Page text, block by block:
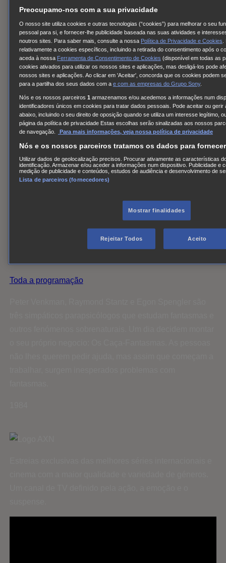
Details
Os Caça-Fantasmas
OFF THE AIR
Emissões futuras de Os Caça-Fantasmas
AXN España
AXN Portugal/Angola
AXN Moçambique
Toda a programação
Preocupamo-nos com a sua privacidade
O nosso site utiliza cookies e outras tecnologias (“cookies”) para melhorar o seu
pessoal para si, e fornecer-lhe publicidade baseada nas suas atividades e
noutros sites. Para saber mais, consulte a nossa Política de Privacidade e Cookies
relativamente a cookies específicos, incluindo a retirada do consentimento após o
aceda à nossa Ferramenta de Consentimento de Cookies (disponível em todas as
cookies ativados para utilizar os nossos sites e aplicações, mas desligá-los pode
nossos sites e aplicações. Ao clicar em 'Aceitar', concorda que os cookies podem
para a partilha dos seus dados com a e com as empresas do Grupo Sony.
Nós e os nossos parceiros 1 armazenamos e/ou acedemos a informações num
identificadores únicos em cookies para tratar dados pessoais. Pode aceitar ou
abaixo, incluindo o seu direito de oposição quando se utiliza um interesse legítimo,
página da política de privacidade Estas escolhas serão sinalizadas aos nossos
de navegação.
Para mais informações, veja nossa política de privacidade
Nós e os nossos parceiros tratamos os dados para
Utilizar dados de geolocalização precisos. Procurar ativamente as características
identificação. Armazenar e/ou aceder a informações num dispositivo. Publicidade e
medição de publicidade e conteúdos, estudos de audiência e desenvolvimento de
Lista de parceiros (fornecedores)
Mostrar finalidades
Rejeitar Todos Aceito